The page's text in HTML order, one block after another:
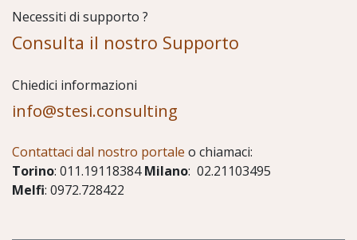
Necessiti di supporto ?
Consulta il nostro Supporto
Chiedici informazioni
info@stesi.consulting
Contattaci dal nostro portale o chiamaci:
Torino: 011.19118384Milano: 02.21103495
Melfi: 0972.728422